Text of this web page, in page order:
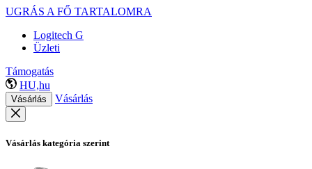
UGRÁS A FŐ TARTALOMRA
Logitech G
Üzleti
Támogatás
HU,hu
Vásárlás Vásárlás
Vásárlás kategória szerint